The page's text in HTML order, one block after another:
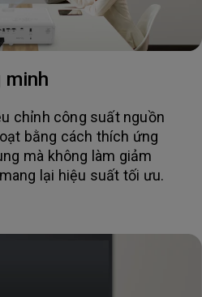
chỉnh công suất nguồn
bằng cách thích ứng
mà không làm giảm
lại hiệu suất tối ưu.